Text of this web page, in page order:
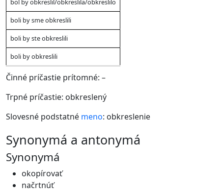
bol by obkreslil/obkreslila/obkreslilo
boli by sme obkreslili
boli by ste obkreslili
boli by obkreslili
Činné príčastie prítomné: –
Trpné príčastie: obkreslený
Slovesné podstatné meno: obkreslenie
synonymá a antonymá
Synonymá
okopírovať
načrtnúť